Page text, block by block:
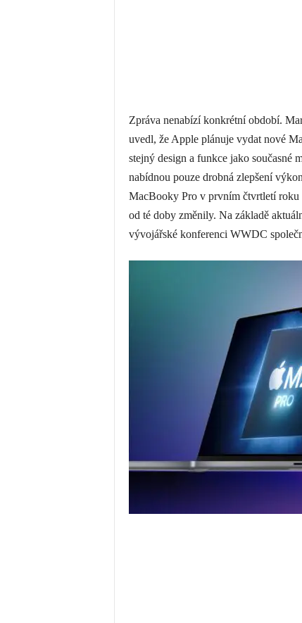
Zpráva nenabízí konkrétní období.
uvedl, že Apple plánuje vydat nové
stejný design a funkce jako současné
nabídnou pouze drobná zlepšení
MacBooky Pro v prvním čtvrtletí roku
od té doby změnily. Na základě
vývojářské konferenci WWDC